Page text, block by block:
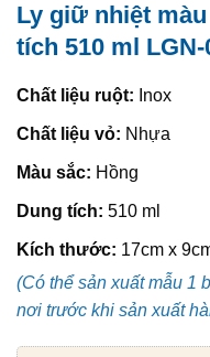
Ly giữ nhiệt
tích 510 ml LGN-
Chất liệu ruột: Inox
Chất liệu vỏ: Nhựa
Màu sắc: Hồng
Dung tích: 510 ml
Kích thước: 17cm x
(Có thể sản xuất mẫu 1
nơi trước khi sản xuất